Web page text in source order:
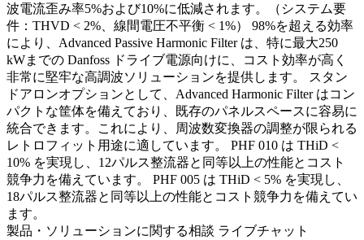
波電流歪み率5%および10%に低減されます。（システム要
件：THVD < 2%、線間電圧不平衡 < 1%） 98%を超える効率
により、Advanced Passive Harmonic Filter は、特に最大250
kWまでの Danfoss ドライブ電源向けに、コスト効率が高く
非常に堅牢な高調波ソリューションを提供します。 スタン
ドアロンオプションとして、Advanced Harmonic Filter はコン
パクトな筐体を備えており、既存のパネルスペースに容易に
統合できます。これにより、周波数変換器の調整が限られる
レトロフィット用途に適しています。 PHF 010 は THiD <
10% を実現し、12パルス整流器と同等以上の性能とコスト
競争力を備えています。 PHF 005 は THiD < 5% を実現し、
18パルス整流器と同等以上の性能とコスト競争力を備えてい
ます。
製品・ソリューションに関する相談 ライブチャット